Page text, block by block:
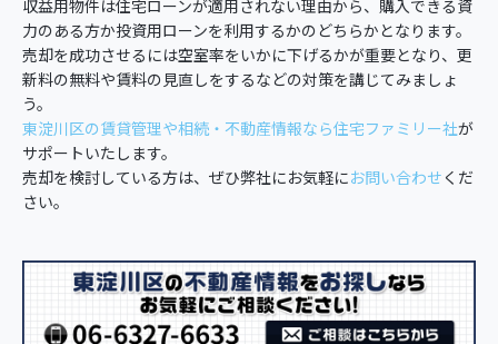
収益用物件は住宅ローンが適用されない理由から、購入できる資
力のある方か投資用ローンを利用するかのどちらかとなります。
売却を成功させるには空室率をいかに下げるかが重要となり、更
新料の無料や賃料の見直しをするなどの対策を講じてみましょ
う。
東淀川区の賃貸管理や相続・不動産情報なら住宅ファミリー社が
サポートいたします。
売却を検討している方は、ぜひ弊社にお気軽に お問い合わせ くだ
さい。